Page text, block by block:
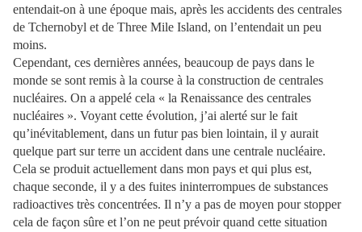
entendait-on à une époque mais, après les accidents des centrales
de Tchernobyl et de Three Mile Island, on l’entendait un peu
moins.
Cependant, ces dernières années, beaucoup de pays dans le
monde se sont remis à la course à la construction de centrales
nucléaires. On a appelé cela « la Renaissance des centrales
nucléaires ». Voyant cette évolution, j’ai alerté sur le fait
qu’inévitablement, dans un futur pas bien lointain, il y aurait
quelque part sur terre un accident dans une centrale nucléaire.
Cela se produit actuellement dans mon pays et qui plus est,
chaque seconde, il y a des fuites ininterrompues de substances
radioactives très concentrées. Il n’y a pas de moyen pour stopper
cela de façon sûre et l’on ne peut prévoir quand cette situation